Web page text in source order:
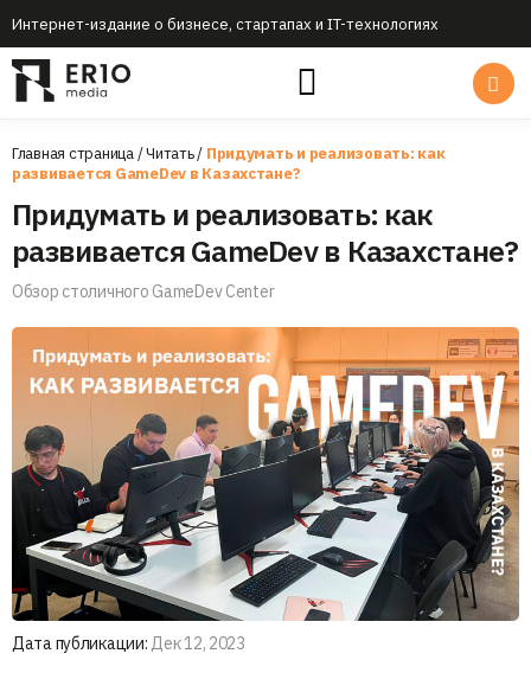
Интернет-издание о бизнесе, стартапах и IT-технологиях
Главная страница/Читать/ Придумать и реализовать: как
развивается GameDev в Казахстане?
Придумать и реализовать: как
развивается GameDev в Казахстане?
Обзор столичного GameDev Center
Дата публикации: Дек 12, 2023